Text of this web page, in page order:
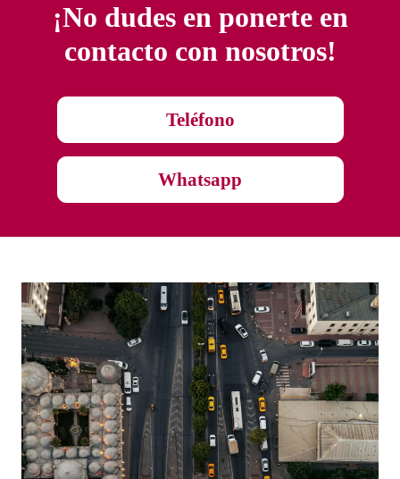
¡No dudes en ponerte en
contacto con nosotros!
Teléfono
Whatsapp